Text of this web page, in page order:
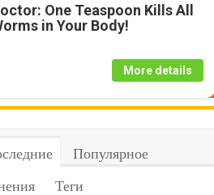
One Teaspoon Kills All
in Your Body!
More details
Популярное
Теги